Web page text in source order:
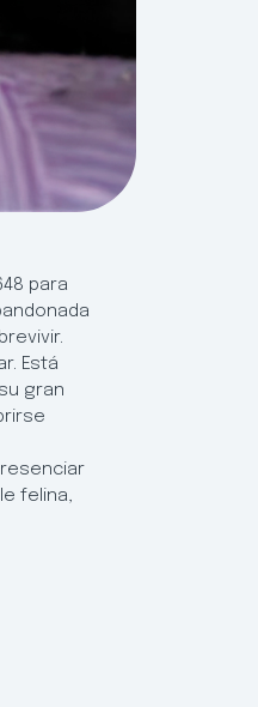
para
Está
gran
felina,